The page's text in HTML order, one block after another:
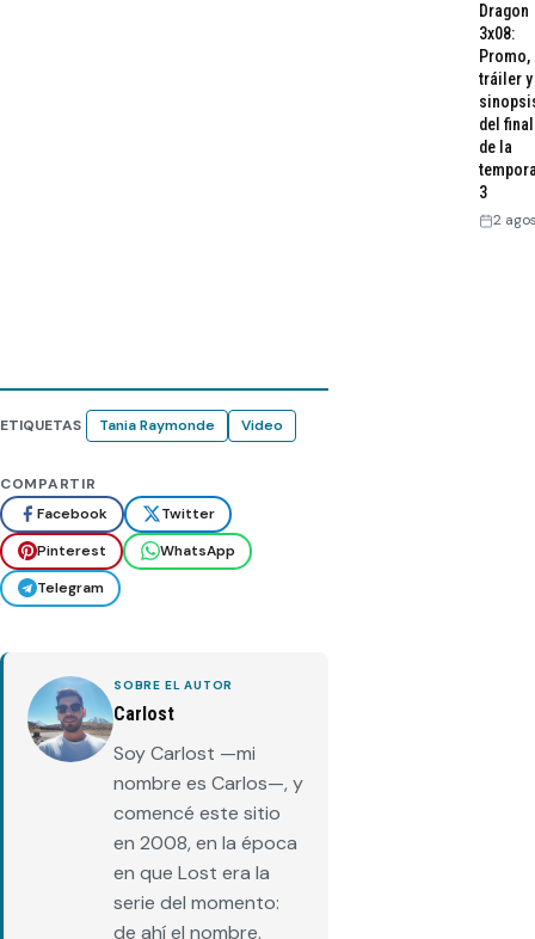
ETIQUETAS Tania Raymonde Video
COMPARTIR
Facebook
Twitter
Pinterest
WhatsApp
Telegram
SOBRE EL AUTOR
Carlost
Soy Carlost —mi
nombre es Carlos—, y
comencé este sitio
en 2008, en la época
en que Lost era la
serie del momento:
de ahí el nombre.
Dragon
3x08:
Promo,
tráiler y
del final
de la
3
2